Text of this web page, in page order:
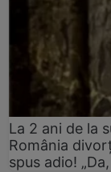
La 2 ani de la
România
spus adio!